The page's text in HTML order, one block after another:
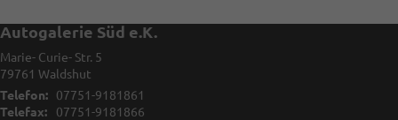
Autogalerie Süd e.K.
Marie- Curie- Str. 5
79761 Waldshut
Telefon:
07751-9181861
Telefax:
07751-9181866